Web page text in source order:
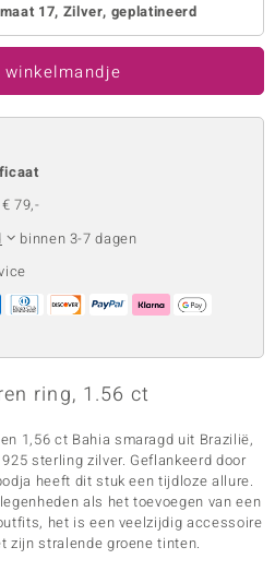
17, Zilver, geplatineerd
79,-
binnen 3-7 dagen
ring, 1.56 ct
1,56 ct Bahia smaragd uit Brazilië,
sterling zilver. Geflankeerd door
heeft dit stuk een tijdloze allure.
als het toevoegen van een
het is een veelzijdig accessoire
zijn stralende groene tinten.